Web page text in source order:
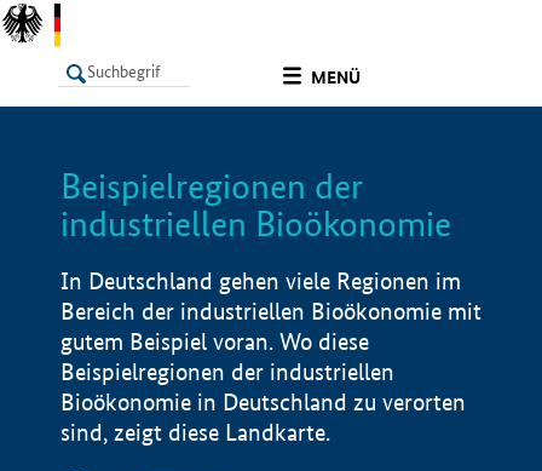
MENÜ
LISTE
Beispielregionen der
industriellen Bioökonomie
In Deutschland gehen viele Regionen im
Bereich der industriellen Bioökonomie mit
gutem Beispiel voran. Wo diese
Beispielregionen der industriellen
Bioökonomie in Deutschland zu verorten
sind, zeigt diese Landkarte.